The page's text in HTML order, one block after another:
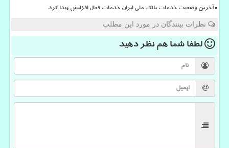
آخرین وضعیت خدمات بانک ملی ایران خدمات فعال افزایش پیدا کرد
نظرات بینندگان در مورد این مطلب
لطفا شما همنظر دهید